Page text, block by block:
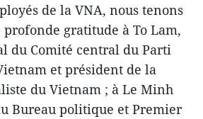
de la VNA, nous tenons
gratitude à To Lam,
du Comité central du Parti
et président de la
du Vietnam ; à Le Minh
Bureau politique et Premier